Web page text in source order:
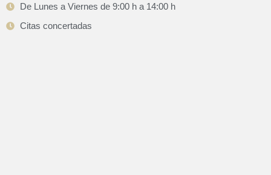
De Lunes a Viernes de 9:00 h a 14:00 h
Citas concertadas